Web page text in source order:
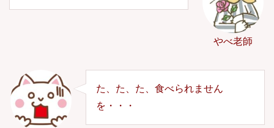
やべ老師
た、た、た、食べられません
を・・・